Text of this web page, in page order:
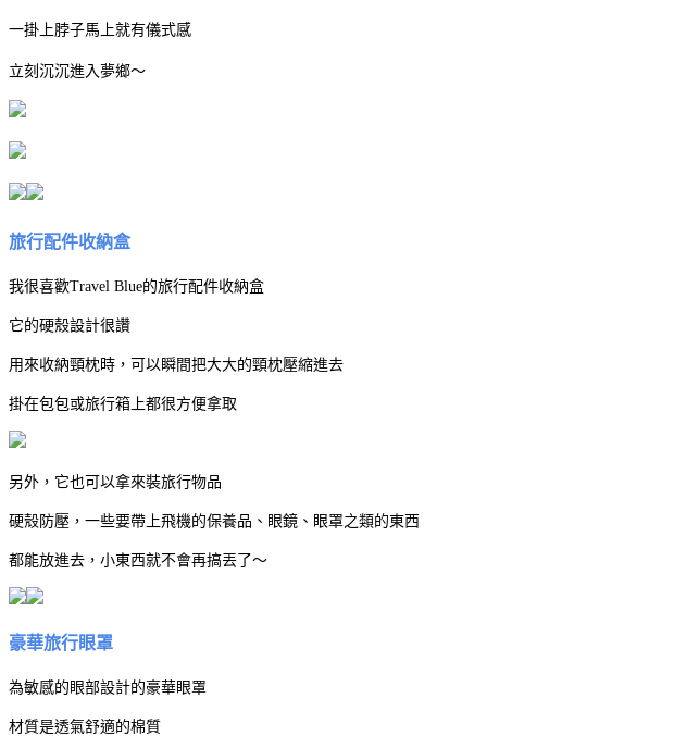
一掛上脖子馬上就有儀式感
立刻沉沉進入夢鄉～
旅行配件收納盒
我很喜歡Travel Blue的旅行配件收納盒
它的硬殼設計很讚
用來收納頸枕時，可以瞬間把大大的頸枕壓縮進去
掛在包包或旅行箱上都很方便拿取
另外，它也可以拿來裝旅行物品
硬殼防壓，一些要帶上飛機的保養品、眼鏡、眼罩之類的東西
都能放進去，小東西就不會再搞丟了～
豪華旅行眼罩
為敏感的眼部設計的豪華眼罩
材質是透氣舒適的棉質